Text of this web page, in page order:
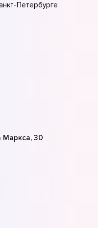
Петербурге
Маркса, 30